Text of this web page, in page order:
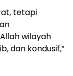
tetapi
wilayah
dan kondusif,”